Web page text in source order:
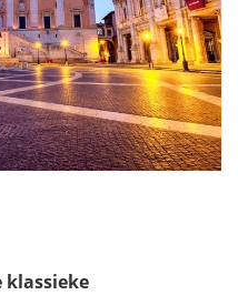
klassieke